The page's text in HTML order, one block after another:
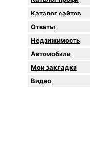
Каталог сайтов
Oтветы
Недвижимость
Автомобили
Мои закладки
Видео